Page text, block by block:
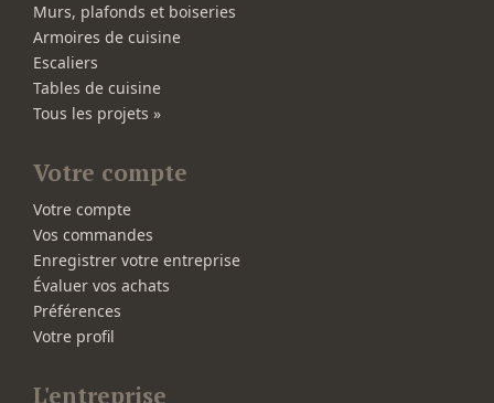
Murs, plafonds et boiseries
Armoires de cuisine
Escaliers
Tables de cuisine
Tous les projets »
Votre compte
Votre compte
Vos commandes
Enregistrer votre entreprise
Évaluer vos achats
Préférences
Votre profil
L'entreprise